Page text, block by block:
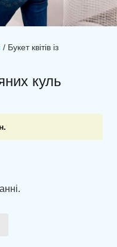
/ Букет квітів із
куль